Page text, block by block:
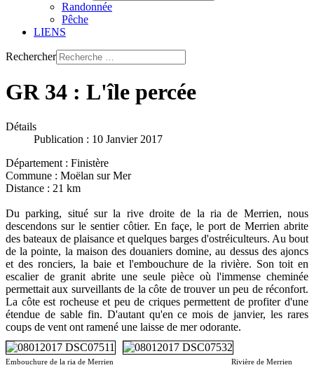
Randonnée
Pêche
LIENS
Rechercher
GR 34 : L'île percée
Détails
Publication : 10 Janvier 2017
Département : Finistère
Commune : Moëlan sur Mer
Distance : 21 km
Du parking, situé sur la rive droite de la ria de Merrien, nous
descendons sur le sentier côtier. En façe, le port de Merrien abrite
des bateaux de plaisance et quelques barges d'ostréiculteurs. Au bout
de la pointe, la maison des douaniers domine, au dessus des ajoncs
et des ronciers, la baie et l'embouchure de la rivière. Son toit en
escalier de granit abrite une seule pièce où l'immense cheminée
permettait aux surveillants de la côte de trouver un peu de réconfort.
La côte est rocheuse et peu de criques permettent de profiter d'une
étendue de sable fin. D'autant qu'en ce mois de janvier, les rares
coups de vent ont ramené une laisse de mer odorante.
Embouchure de la ria de Merrien Rivière de Merrien